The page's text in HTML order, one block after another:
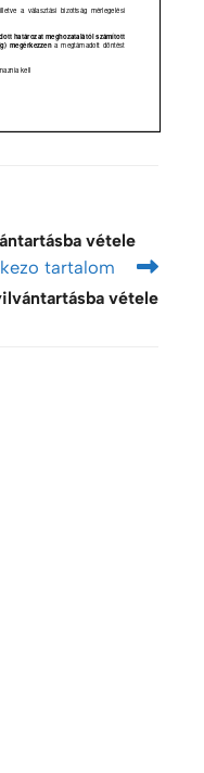
vétele
tartalom
vétele